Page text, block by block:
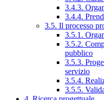
3.4.3.
3.4.4.
3.5. Il processo
3.5.1.
3.5.2.
pubblico
3.5.3.
servizio
3.5.4.
3.5.5.